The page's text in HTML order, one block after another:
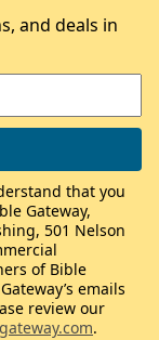
and deals in
that you
Gateway,
501 Nelson
of Bible
emails
review our
.